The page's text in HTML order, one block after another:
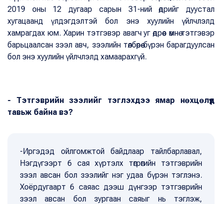
2019 оны 12 дугаар сарын 31-ний өдрийг дуустал
хугацаанд үлдэгдэлтэй бол энэ хуулийн үйлчлэлд
хамрагдах юм. Харин тэтгэвэр авагч уг өдрөөс өмнө тэтгэвэр
барьцаалсан зээл авч, зээлийн төлбөрөө бүрэн барагдуулсан
бол энэ хуулийн үйлчлэлд хамаарахгүй.
- Тэтгэврийн зээлийг тэглэхдээ ямар нөхцөлүүд
тавьж байна вэ?
-Иргэдэд ойлгомжтой байдлаар тайлбарлавал,
Нэгдүгээрт 6 сая хүртэлх төгрөгийн тэтгэврийн
зээл авсан бол зээлийг нэг удаа бүрэн тэглэнэ.
Хоёрдугаарт 6 саяас дээш дүнгээр тэтгэврийн
зээл авсан бол зургаан саяыг нь тэглэж,